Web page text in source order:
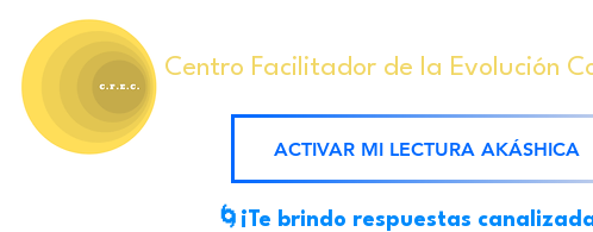
Centro Facilitador de la Evolución
ACTIVAR MI LECTURA AKÁSHICA
🌀¡Te brindo respuestas